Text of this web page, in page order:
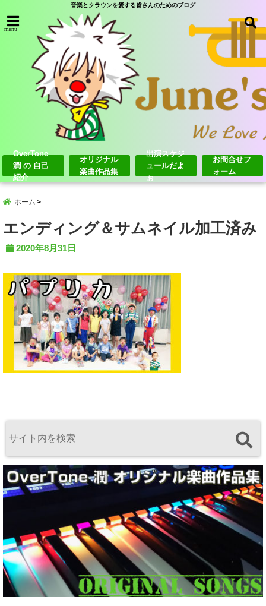
音楽とクラウンを愛する皆さんのためのブログ
menu
OverTone
潤 の 自己
紹介
オリジナル
楽曲作品集
出演スケジ
ュールだよ
ぉ
お問合せフ
ォーム
ホーム
エンディング＆サムネイル加工済み
2020年8月31日